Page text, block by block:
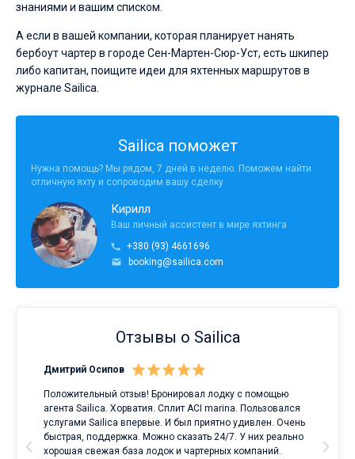
знаниями и вашим списком.
А если в вашей компании, которая планирует нанять
бербоут чартер в городе Сен-Мартен-Сюр-Уст, есть шкипер
либо капитан, поищите идеи для яхтенных маршрутов в
журнале Sailica.
Sailica поможет
Нужна помощь? Мы рядом, 7 дней в неделю. Поможем найти
отличную яхту и сопроводим вашу сделку
Кирилл
Ваш личный ассистент в мире яхтинга
+380 (93) 4661696
booking@sailica.com
Отзывы о Sailica
Дмитрий Осипов
Положительный отзыв! Бронировал лодку с помощью
агента Sailica. Хорватия. Сплит ACI marina. Пользовался
услугами Sailica впервые. И был приятно удивлен. Очень
быстрая, поддержка. Можно сказать 24/7. У них реально
хорошая свежая база лодок и чартерных компаний.